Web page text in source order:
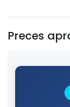
Preces